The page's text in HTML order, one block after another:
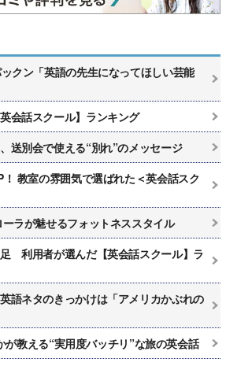
クン「英語の先生になってほしい芸能
会話スクール】ランキング
送別会で使える“別れ”のメッセージ
教室の雰囲気で選ばれた＜英会話スク
ーラが魅せるフォットネススタイル
利用者が選んだ【英会話スクール】ラ
語ネタのきっかけは「アメリカかぶれの
が教える“実用度バッチリ”な旅の英会話